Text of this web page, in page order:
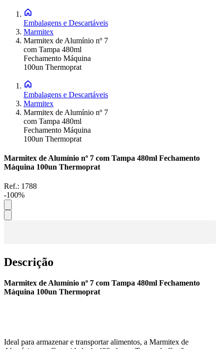
Embalagens e Descartáveis
Marmitex
Marmitex de Alumínio nº 7
com Tampa 480ml
Fechamento Máquina
100un Thermoprat
Embalagens e Descartáveis
Marmitex
Marmitex de Alumínio nº 7
com Tampa 480ml
Fechamento Máquina
100un Thermoprat
Marmitex de Alumínio nº 7 com Tampa 480ml Fechamento
Máquina 100un Thermoprat
Ref.: 1788
-100%
Descrição
Marmitex de Alumínio nº 7 com Tampa 480ml Fechamento
Máquina 100un Thermoprat
Ideal para armazenar e transportar alimentos, a Marmitex de